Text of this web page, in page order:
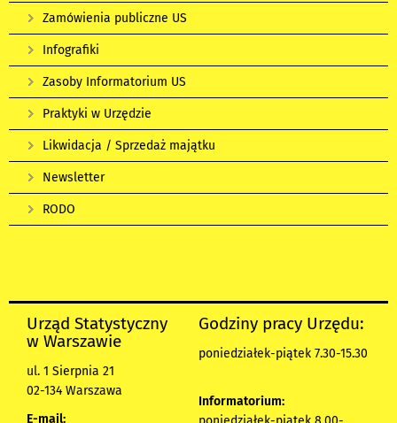
Zamówienia publiczne US
Infografiki
Zasoby Informatorium US
Praktyki w Urzędzie
Likwidacja / Sprzedaż majątku
Newsletter
RODO
Urząd Statystyczny
w Warszawie
ul. 1 Sierpnia 21
02-134 Warszawa
E-mail:
Godziny pracy Urzędu:
poniedziałek-piątek 7.30-15.30
Informatorium: